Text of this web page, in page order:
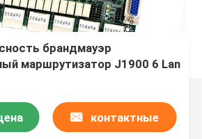
брандмауэр
маршрутизатор J1900 6 Lan
платы
контактные